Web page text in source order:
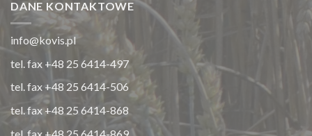
DANE KONTAKTOWE
info@kovis.pl
tel. fax +48 25 6414-497
tel. fax +48 25 6414-506
tel. fax +48 25 6414-868